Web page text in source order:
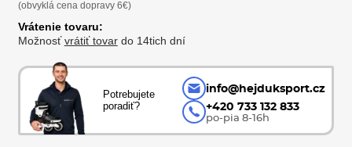
(obvyklá cena dopravy 6€)
Vrátenie tovaru:
Možnosťvrátiť tovardo 14tich dní
Potrebujete
poradiť?
info@hejduksport.cz
+420 733 132 833
po-pia 8-16h